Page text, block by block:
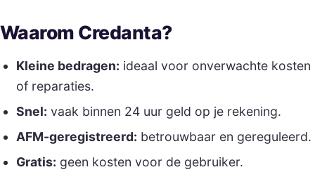
Waarom Credanta?
Kleine bedragen: ideaal voor onverwachte kosten
of reparaties.
Snel: vaak binnen 24 uur geld op je rekening.
AFM-geregistreerd: betrouwbaar en gereguleerd.
Gratis: geen kosten voor de gebruiker.